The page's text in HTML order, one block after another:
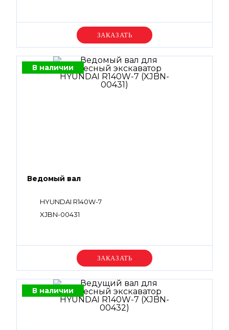
Уточняйте цену
В наличии
Ведомый вал
HYUNDAI R140W-7
XJBN-00431
Уточняйте цену
В наличии